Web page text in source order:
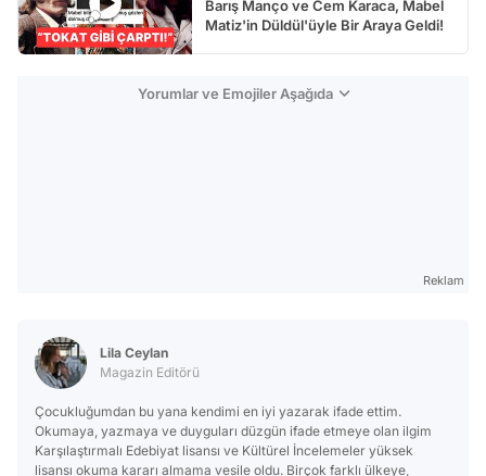
Barış Manço ve Cem Karaca, Mabel
Matiz'in Düldül'üyle Bir Araya Geldi!
Yorumlar ve Emojiler Aşağıda
Reklam
Lila Ceylan
Magazin Editörü
Çocukluğumdan bu yana kendimi en iyi yazarak ifade ettim.
Okumaya, yazmaya ve duyguları düzgün ifade etmeye olan ilgim
Karşılaştırmalı Edebiyat lisansı ve Kültürel İncelemeler yüksek
lisansı okuma kararı almama vesile oldu. Birçok farklı ülkeye,